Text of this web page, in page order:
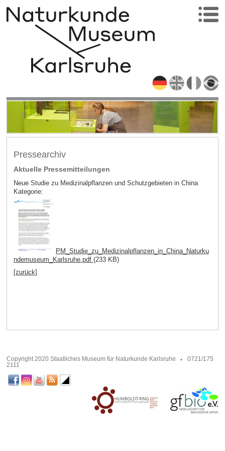
Pressearchiv
Aktuelle Pressemitteilungen
Neue Studie zu Medizinalpflanzen und Schutzgebieten in China
Kategorie:
PM_Studie_zu_Medizinalpflanzen_in_China_Naturku
ndemuseum_Karlsruhe.pdf (233 KB)
[zurück]
Copyright 2020 Staatliches Museum für Naturkunde Karlsruhe
0721/175
2111